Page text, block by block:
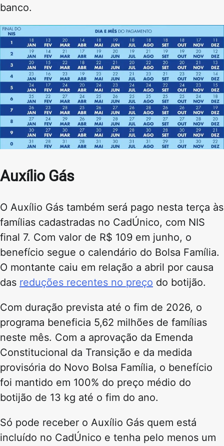
banco.
Auxílio Gás
O Auxílio Gás também será pago nesta terça às
famílias cadastradas no CadÚnico, com NIS
final 7. Com valor de R$ 109 em junho, o
benefício segue o calendário do Bolsa Família.
O montante caiu em relação a abril por causa
das reduções recentes no preço do botijão.
Com duração prevista até o fim de 2026, o
programa beneficia 5,62 milhões de famílias
neste mês. Com a aprovação da Emenda
Constitucional da Transição e da medida
provisória do Novo Bolsa Família, o benefício
foi mantido em 100% do preço médio do
botijão de 13 kg até o fim do ano.
Só pode receber o Auxílio Gás quem está
incluído no CadÚnico e tenha pelo menos um